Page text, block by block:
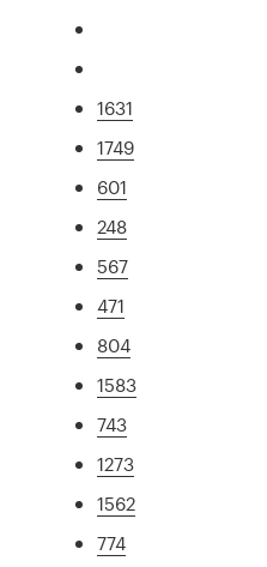
1631
1749
601
248
567
471
804
1583
743
1273
1562
774